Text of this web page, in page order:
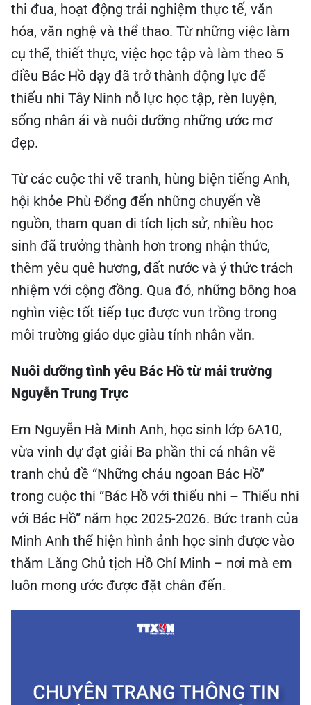
thi đua, hoạt động trải nghiệm thực tế, văn
hóa, văn nghệ và thể thao. Từ những việc làm
cụ thể, thiết thực, việc học tập và làm theo 5
điều Bác Hồ dạy đã trở thành động lực để
thiếu nhi Tây Ninh nỗ lực học tập, rèn luyện,
sống nhân ái và nuôi dưỡng những ước mơ
đẹp.
Từ các cuộc thi vẽ tranh, hùng biện tiếng Anh,
hội khỏe Phù Đổng đến những chuyến về
nguồn, tham quan di tích lịch sử, nhiều học
sinh đã trưởng thành hơn trong nhận thức,
thêm yêu quê hương, đất nước và ý thức trách
nhiệm với cộng đồng. Qua đó, những bông hoa
nghìn việc tốt tiếp tục được vun trồng trong
môi trường giáo dục giàu tính nhân văn.
Nuôi dưỡng tình yêu Bác Hồ từ mái trường
Nguyễn Trung Trực
Em Nguyễn Hà Minh Anh, học sinh lớp 6A10,
vừa vinh dự đạt giải Ba phần thi cá nhân vẽ
tranh chủ đề “Những cháu ngoan Bác Hồ”
trong cuộc thi “Bác Hồ với thiếu nhi – Thiếu nhi
với Bác Hồ” năm học 2025-2026. Bức tranh của
Minh Anh thể hiện hình ảnh học sinh được vào
thăm Lăng Chủ tịch Hồ Chí Minh – nơi mà em
luôn mong ước được đặt chân đến.